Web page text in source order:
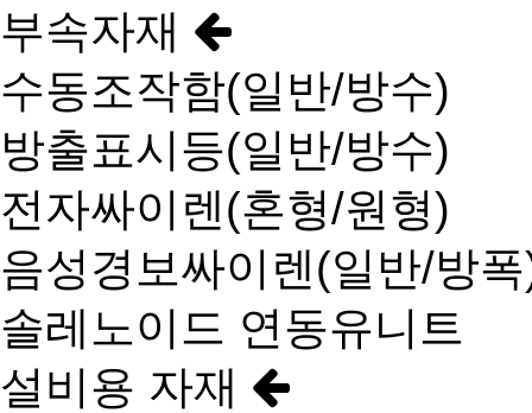
부속자재
수동조작함(일반/방수)
방출표시등(일반/방수)
전자싸이렌(혼형/원형)
음성경보싸이렌(일반/방
솔레노이드 연동유니트
설비용 자재